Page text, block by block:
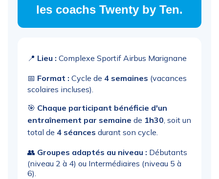
les coachs Twenty by Ten.
📍 Lieu : Complexe Sportif Airbus Marignane
📅 Format : Cycle de 4 semaines (vacances
scolaires incluses).
🎯 Chaque participant bénéficie d'un
entraînement par semaine de 1h30, soit un
total de 4 séances durant son cycle.
👥 Groupes adaptés au niveau : Débutants
(niveau 2 à 4) ou Intermédiaires (niveau 5 à
6).